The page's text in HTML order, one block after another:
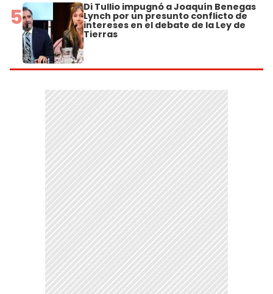
5 Di Tullio impugnó a Joaquín Benegas
Lynch por un presunto conflicto de
intereses en el debate de la Ley de
Tierras